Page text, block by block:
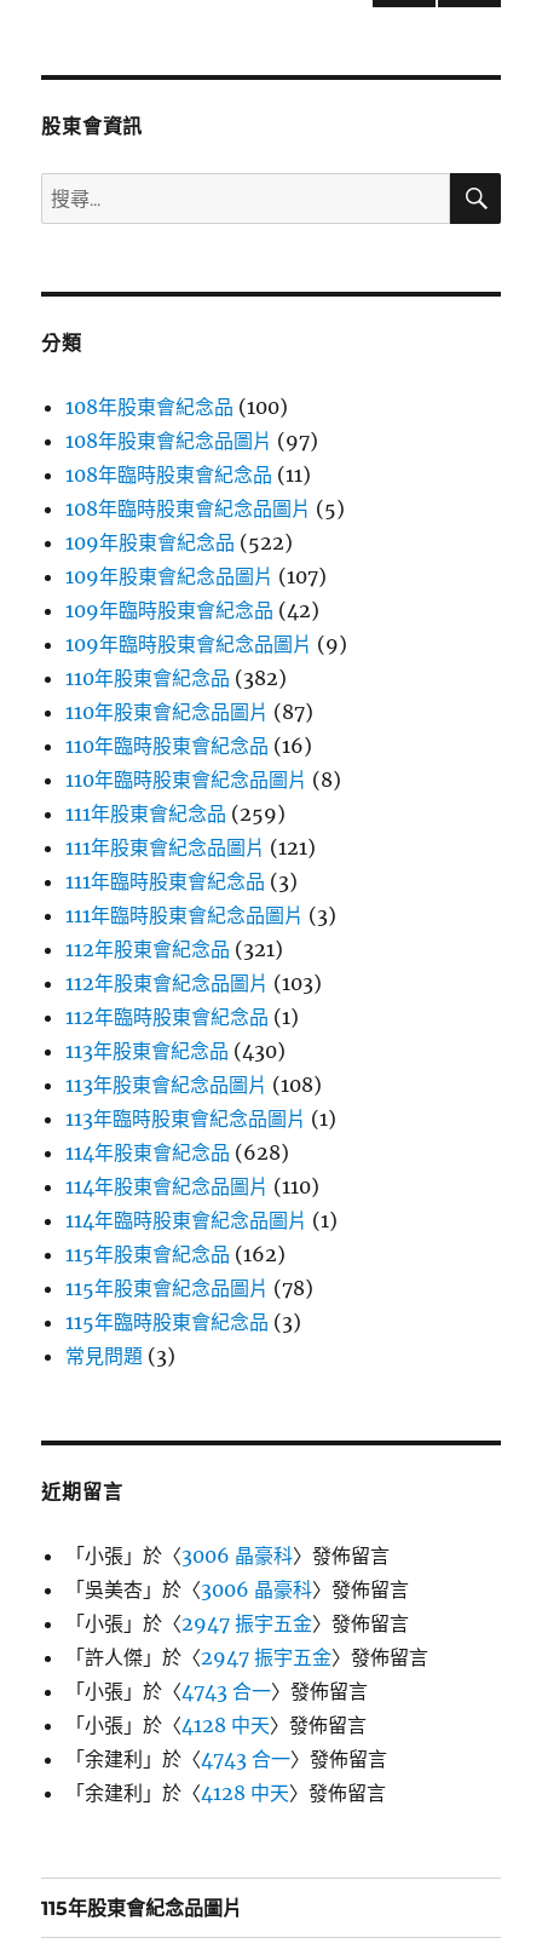
分
股東會資訊
搜
尋
鍵
搜
分類
108年股東會紀念品 (100)
108年股東會紀念品圖片 (97)
108年臨時股東會紀念品 (11)
108年臨時股東會紀念品圖片 (5)
109年股東會紀念品 (522)
109年股東會紀念品圖片 (107)
109年臨時股東會紀念品 (42)
109年臨時股東會紀念品圖片 (9)
110年股東會紀念品 (382)
110年股東會紀念品圖片 (87)
110年臨時股東會紀念品 (16)
110年臨時股東會紀念品圖片 (8)
111年股東會紀念品 (259)
111年股東會紀念品圖片 (121)
111年臨時股東會紀念品 (3)
111年臨時股東會紀念品圖片 (3)
112年股東會紀念品 (321)
112年股東會紀念品圖片 (103)
112年臨時股東會紀念品 (1)
113年股東會紀念品 (430)
113年股東會紀念品圖片 (108)
113年臨時股東會紀念品圖片 (1)
114年股東會紀念品 (628)
114年股東會紀念品圖片 (110)
114年臨時股東會紀念品圖片 (1)
115年股東會紀念品 (162)
115年股東會紀念品圖片 (78)
115年臨時股東會紀念品 (3)
常見問題 (3)
近期留言
「小張 」於〈3006 晶豪科〉發佈留言
「吳美杏 」於〈3006 晶豪科〉發佈留言
「小張 」於〈2947 振宇五金〉發佈留言
「許人傑 」於〈2947 振宇五金〉發佈留言
「小張 」於〈4743 合一〉發佈留言
「小張 」於〈4128 中天〉發佈留言
「余建利 」於〈4743 合一〉發佈留言
「余建利 」於〈4128 中天〉發佈留言
115年股東會紀念品圖片